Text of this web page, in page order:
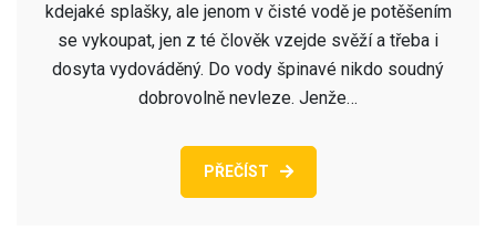
kdejaké splašky, ale jenom v čisté vodě je potěšením
se vykoupat, jen z té člověk vzejde svěží a třeba i
dosyta vydováděný. Do vody špinavé nikdo soudný
dobrovolně nevleze. Jenže…
PŘEČÍST